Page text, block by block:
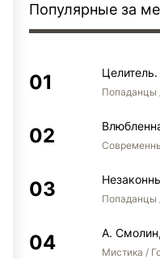
Популярные за
Мистика /